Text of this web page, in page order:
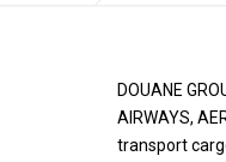
DOUANE
AIRWAYS,
transport